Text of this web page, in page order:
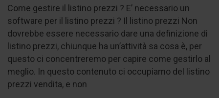
Come gestire il listino prezzi ? E’ necessario un
software per il listino prezzi ? Il listino prezzi Non
dovrebbe essere necessario dare una definizione di
listino prezzi, chiunque ha un’attività sa cosa è, per
questo ci concentreremo per capire come gestirlo al
meglio. In questo contenuto ci occupiamo del listino
prezzi vendita, e non